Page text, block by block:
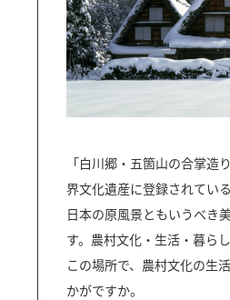
「白川郷・五箇山の合掌造
界文化遺産に登録されてい
日本の原風景ともいうべき
す。農村文化・生活・暮ら
この場所で、農村文化の生
かがですか。